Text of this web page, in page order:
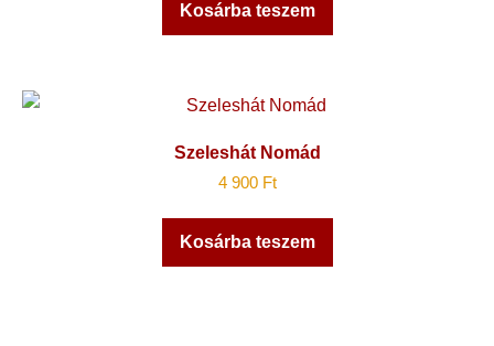
Kosárba teszem
Szeleshát Nomád
4 900 Ft
Kosárba teszem